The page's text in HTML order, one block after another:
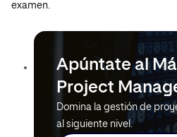
examen.
Apúntate al
Project
Domina la gestión de
al siguiente nivel.